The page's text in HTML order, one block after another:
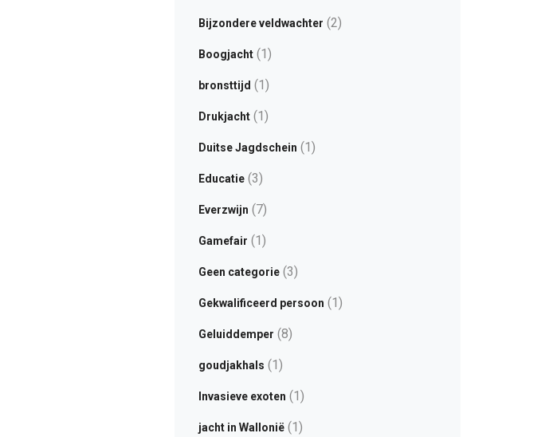
Bijzondere veldwachter (2)
Boogjacht(1)
bronsttijd (1)
Drukjacht(1)
Duitse Jagdschein (1)
Educatie(3)
Everzwijn (7)
Gamefair (1)
Geen categorie(3)
Gekwalificeerd persoon (1)
Geluiddemper (8)
goudjakhals (1)
Invasieve exoten (1)
jacht in Wallonië(1)